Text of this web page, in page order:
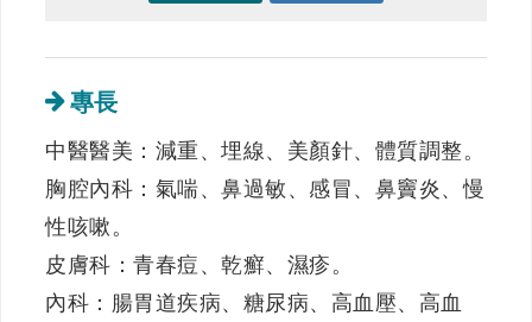
專長
中醫醫美：減重、埋線、美顏針、體質調整。
胸腔內科：氣喘、鼻過敏、感冒、鼻竇炎、慢
性咳嗽。
皮膚科：青春痘、乾癬、濕疹。
內科：腸胃道疾病、糖尿病、高血壓、高血